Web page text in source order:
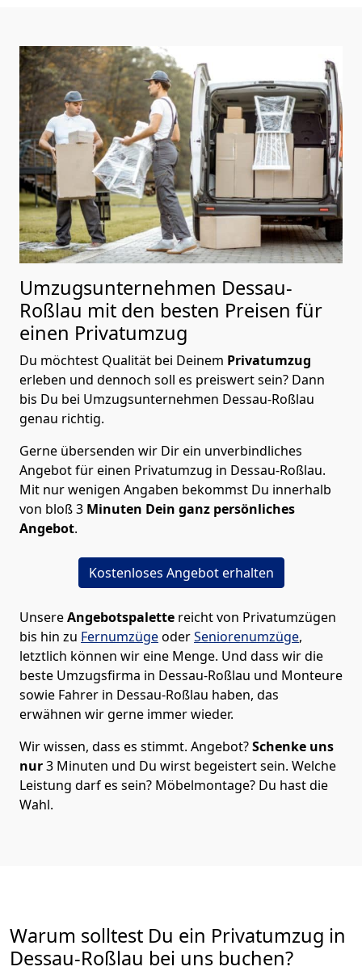
Umzugsunternehmen Dessau-
Roßlau mit den besten Preisen für
einen Privatumzug
Du möchtest Qualität bei Deinem Privatumzug
erleben und dennoch soll es preiswert sein? Dann
bis Du bei Umzugsunternehmen Dessau-Roßlau
genau richtig.
Gerne übersenden wir Dir ein unverbindliches
Angebot für einen Privatumzug in Dessau-Roßlau.
Mit nur wenigen Angaben bekommst Du innerhalb
von bloß 3 Minuten Dein ganz persönliches
Angebot.
Kostenloses Angebot erhalten
UnsereAngebotspalette reicht von Privatumzügen
bis hin zu FernumzügeoderSeniorenumzüge,
letztlich können wir eine Menge. Und dass wir die
beste Umzugsfirma in Dessau-Roßlau und Monteure
sowie Fahrer in Dessau-Roßlau haben, das
erwähnen wir gerne immer wieder.
Wir wissen, dass es stimmt. Angebot?Schenke uns
nur3 Minuten und Du wirst begeistert sein. Welche
Leistung darf es sein? Möbelmontage? Du hast die
Wahl.
Warum solltest Du ein Privatumzug in
Dessau-Roßlau bei uns buchen?